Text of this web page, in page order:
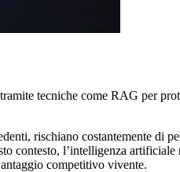
tecniche come RAG per
rischiano costantemente di
contesto, l’intelligenza artificiale
competitivo vivente.